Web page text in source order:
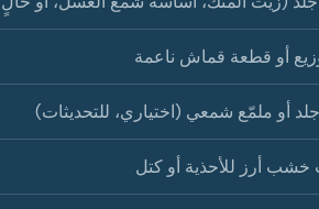
أو قطعة قماش ناعمة
أو ملمّع شمعي (اختياري، للتحديثات)
خشب أرز للأحذية أو كتل